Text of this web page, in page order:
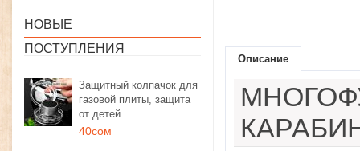
НОВЫЕ
ПОСТУПЛЕНИЯ
Защитный колпачок для
газовой плиты, защита
от детей
40сом
Описание